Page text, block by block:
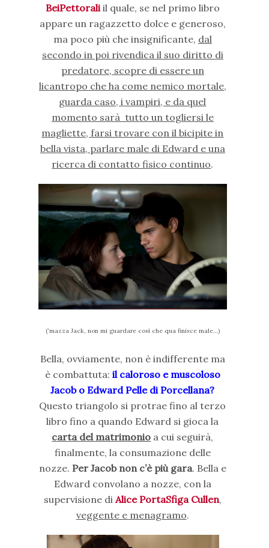
BeiPettoraliil quale, se nel primo libro
appare un ragazzetto dolce e generoso,
ma poco più che insignificante, dal
secondo in poi rivendica il suo diritto di
predatore, scopre di essere un
licantropo che ha come nemico mortale,
guarda caso, i vampiri, e da quel
momento sarà tutto un togliersi le
magliette, farsi trovare con il bicipite in
bella vista, parlare male di Edward e una
ricerca di contatto fisico continuo.
(‘mazza Jack, non mi guardare così che qua finisce male…)
Bella, ovviamente, non è indifferente ma
è combattuta: il caloroso e muscoloso
Jacob o Edward Pelle di Porcellana?
Questo triangolo si protrae fino al terzo
libro fino a quando Edward si gioca la
carta del matrimonio a cui seguirà,
finalmente, la consumazione delle
nozze. Per Jacob non c’è più gara. Bella e
Edward convolano a nozze, con la
supervisione diAlice PortaSfiga Cullen,
veggente e menagramo.